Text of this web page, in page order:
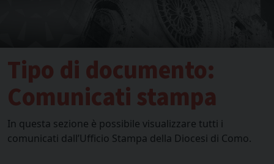
Tipo di documento:
Comunicati stampa
In questa sezione è possibile visualizzare tutti i
comunicati dall’Ufficio Stampa della Diocesi di Como.